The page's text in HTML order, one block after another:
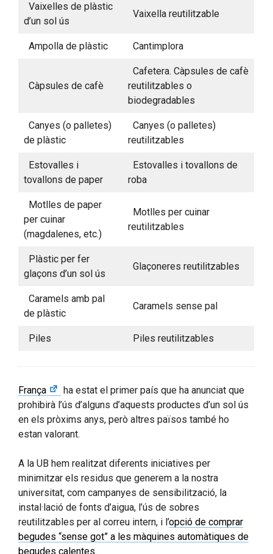
Vaixelles de plàstic
d’un sol ús
Vaixella reutilitzable
Ampolla de plàstic Cantimplora
Càpsules de cafè
Cafetera. Càpsules de cafè
reutilitzables o
biodegradables
Canyes (o palletes)
de plàstic
Canyes (o palletes)
reutilitzables
Estovalles i
tovallons de paper
Estovalles i tovallons de
roba
Motlles de paper
per cuinar
(magdalenes, etc.)
Motlles per cuinar
reutilitzables
Plàstic per fer
glaçons d’un sol ús
Glaçoneres reutilitzables
Caramels amb pal
de plàstic
Caramels sense pal
Piles Piles reutilitzables
França
ha estat el primer país que ha anunciat que
prohibirà l’ús d’alguns d’aquests productes d’un sol ús
en els pròxims anys, però altres països també ho
estan valorant.
A la UB hem realitzat diferents iniciatives per
minimitzar els residus que generem a la nostra
universitat, com campanyes de sensibilització, la
instal·lació de fonts d’aigua, l’ús de sobres
reutilitzables per al correu intern, i l’opció de comprar
begudes “sense got” a les màquines automàtiques de
begudes calentes.